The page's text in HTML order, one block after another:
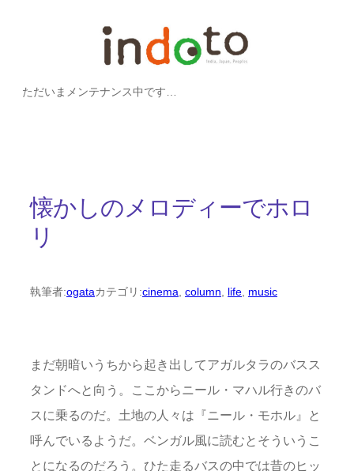
ただいまメンテナンス中です…
懐かしのメロディーでホロ
リ
執筆者:ogataカテゴリ:cinema column life music
まだ朝暗いうちから起き出してアガルタラのバスス
タンドへと向う。ここからニール・マハル行きのバ
スに乗るのだ。土地の人々は『ニール・モホル』と
呼んでいるようだ。ベンガル風に読むとそういうこ
とになるのだろう。ひた走るバスの中では昔のヒッ